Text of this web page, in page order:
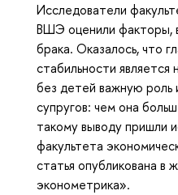
Исследователи
ВШЭ оценили факторы,
брака. Оказалось, что
стабильности является
без детей важную роль
супругов: чем она
такому выводу пришли
факультета
статья опубликована в
эконометрика».